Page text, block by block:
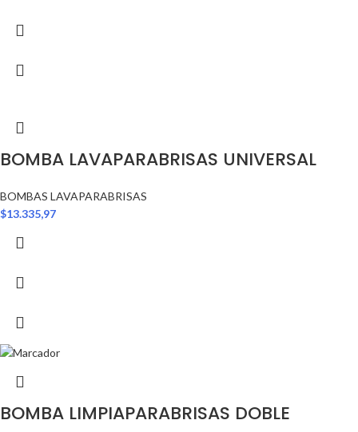
BOMBA LAVAPARABRISAS UNIVERSAL
BOMBAS LAVAPARABRISAS
$13.335,97
BOMBA LIMPIAPARABRISAS DOBLE